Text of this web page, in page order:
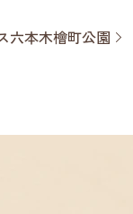
六本木檜町公園